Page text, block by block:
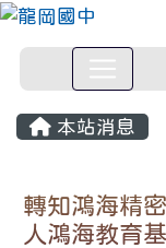
本站消息
轉知鴻海精
人鴻海教育